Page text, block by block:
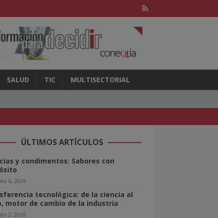
SALUD TIC MULTISECTORIAL
ÚLTIMOS ARTÍCULOS
y condimentos: Sabores con
6, 2026
tecnológica: de la ciencia al
motor de cambio de la industria
2, 2026